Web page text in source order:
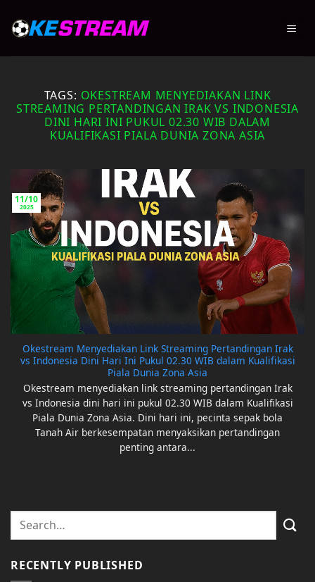
TAGS: OKESTREAM MENYEDIAKAN LINK
STREAMING PERTANDINGAN IRAK VS INDONESIA
DINI HARI INI PUKUL 02.30 WIB DALAM
KUALIFIKASI PIALA DUNIA ZONA ASIA
Okestream Menyediakan Link Streaming Pertandingan Irak
vs Indonesia Dini Hari Ini Pukul 02.30 WIB dalam Kualifikasi
Piala Dunia Zona Asia
Okestream menyediakan link streaming pertandingan Irak
vs Indonesia dini hari ini pukul 02.30 WIB dalam Kualifikasi
Piala Dunia Zona Asia. Dini hari ini, pecinta sepak bola
Tanah Air berkesempatan menyaksikan pertandingan
penting antara...
11/10
2025
RECENTLY PUBLISHED